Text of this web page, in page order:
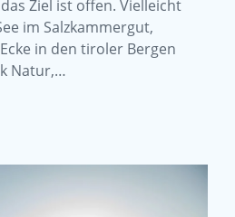
Ziel ist offen. Vielleicht
im Salzkammergut,
in den tiroler Bergen
Natur,…